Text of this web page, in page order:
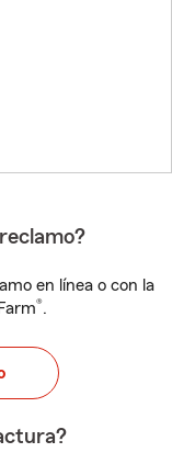
en línea o con la
®.